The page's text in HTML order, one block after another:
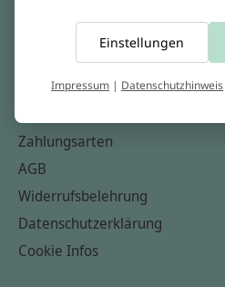
Informationen
Kontakt
Zahlungsarten
AGB
Widerrufsbelehrung
Datenschutzerklärung
Cookie Infos
Einstellungen
Impressum | Datenschutzhinweis